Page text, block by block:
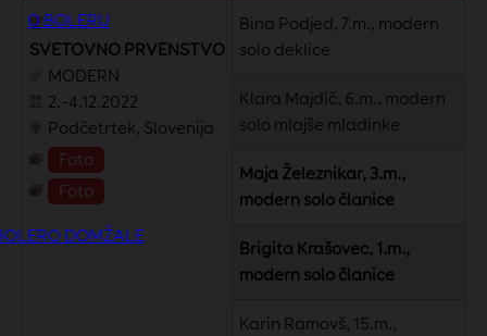
O BOLERU
DOMŽALE
SVETOVNO PRVENSTVO
MODERN
2.-4.12.2022
Podčetrtek, Slovenija
Foto
Foto
Bina Podjed, 7.m., modern
solo deklice
Klara Majdič, 6.m., modern
solo mlajše mladinke
Maja Železnikar, 3.m.,
modern solo članice
Brigita Krašovec, 1.m.,
modern solo članice
Karin Ramovš, 15.m.,